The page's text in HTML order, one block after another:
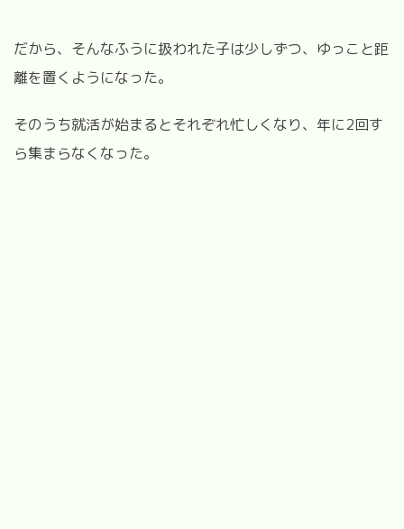
だから、そんなふうに扱われた子は少しずつ、ゆっこと距
離を置くようになった。
そのうち就活が始まるとそれぞれ忙しくなり、年に2回す
ら集まらなくなった。